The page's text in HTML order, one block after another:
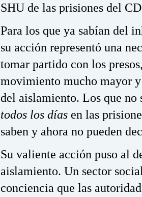
SHU de las prisiones del
Para los que ya sabían del
su acción representó una
tomar partido con los
movimiento mucho mayor
del aislamiento. Los que
todos los días en las
saben y ahora no pueden
Su valiente acción puso al
aislamiento. Un sector
conciencia que las